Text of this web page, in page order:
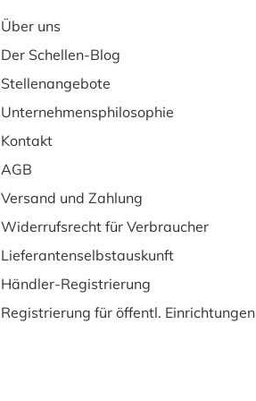
Über uns
Der Schellen-Blog
Stellenangebote
Unternehmensphilosophie
Kontakt
AGB
Versand und Zahlung
Widerrufsrecht für Verbraucher
Lieferantenselbstauskunft
Händler-Registrierung
Registrierung für öffentl. Einrichtungen